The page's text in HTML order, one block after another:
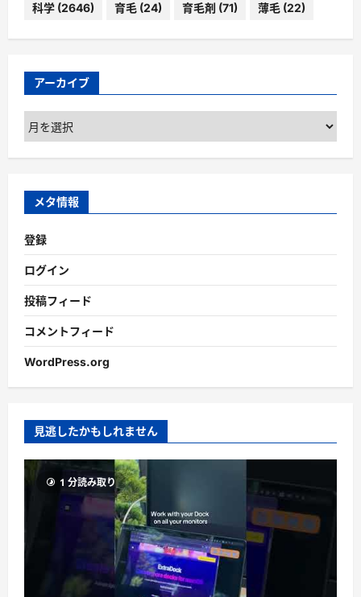
科学 (2646) 育毛 (24) 育毛剤 (71) 薄毛 (22)
アーカイブ
ア
ー
カ
ブ
メタ情報
登録
ログイン
投稿フィード
コメントフィード
WordPress.org
見逃したかもしれません
1 分読み取り